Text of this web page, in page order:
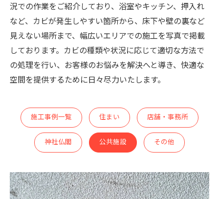
況での作業をご紹介しており、浴室やキッチン、押入れ
など、カビが発生しやすい箇所から、床下や壁の裏など
見えない場所まで、幅広いエリアでの施工を写真で掲載
しております。カビの種類や状況に応じて適切な方法で
の処理を行い、お客様のお悩みを解決へと導き、快適な
空間を提供するために日々尽力いたします。
施工事例一覧 住まい 店舗・事務所
神社仏閣 公共施設 その他